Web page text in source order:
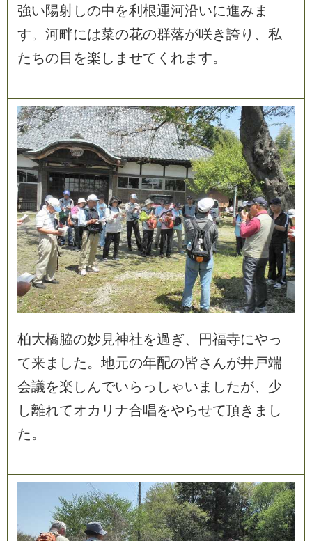
強い陽射しの中を利 根運河沿いに進み ま
す。 河畔には菜の花の群落が咲き誇 り 、 私
たちの 目 を楽 し ま せて く れま す。
柏大橋脇の妙見神社を過 ぎ、 円福寺にやっ
て来ま した。 地元の年配の皆さ んが井戸端
会議を楽 し んでいら っ し ゃい ま したが、 少
し離れてオカ リ ナ合唱をやらせて頂き ま し
た。